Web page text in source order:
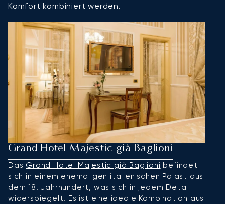
Komfort kombiniert werden.
Grand Hotel Majestic già Baglioni
Das Grand Hotel Majestic già Baglioni befindet
sich in einem ehemaligen italienischen Palast aus
dem 18. Jahrhundert, was sich in jedem Detail
widerspiegelt. Es ist eine ideale Kombination aus